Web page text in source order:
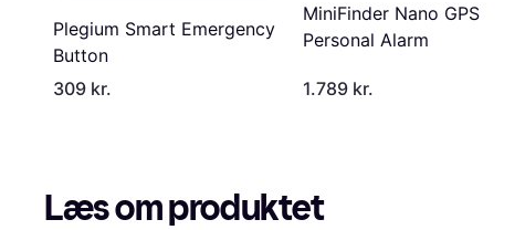
Plegium Smart Emergency
Button
309 kr.
MiniFinder Nano GPS
Personal Alarm
1.789 kr.
Læs om produktet